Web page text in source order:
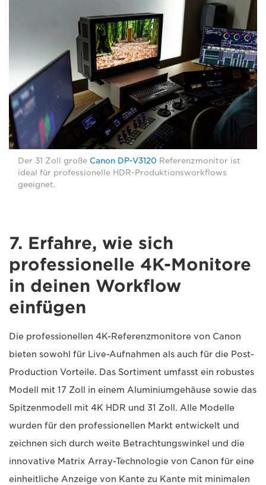
Der 31 Zoll große Canon DP-V3120 Referenzmonitor ist
ideal für professionelle HDR-Produktionsworkflows
geeignet.
7. Erfahre, wie sich
professionelle 4K-Monitore
in deinen Workflow
einfügen
Die professionellen 4K-Referenzmonitore von Canon
bieten sowohl für Live-Aufnahmen als auch für die Post-
Production Vorteile. Das Sortiment umfasst ein robustes
Modell mit 17 Zoll in einem Aluminiumgehäuse sowie das
Spitzenmodell mit 4K HDR und 31 Zoll. Alle Modelle
wurden für den professionellen Markt entwickelt und
zeichnen sich durch weite Betrachtungswinkel und die
innovative Matrix Array-Technologie von Canon für eine
einheitliche Anzeige von Kante zu Kante mit minimalen